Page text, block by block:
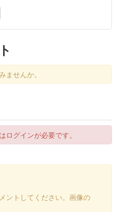
目を迎える「酒匂川花火大会」。
とした天守を描いたデザインの御
令和7年夏バージョン「鯉」
をモチーフに、爽やかな青を基調
ぴったりな涼を感じるデザインの
ターイエロー】天守閣入館券＆特
城天守閣入館受付でもらえる御城
ませんか。
ログインが必要です。
ントしてください。画像の